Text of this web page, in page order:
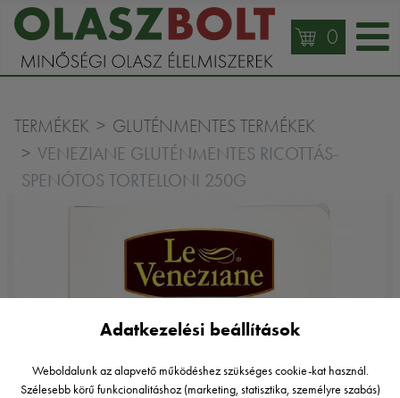
0
TERMÉKEK GLUTÉNMENTES TERMÉKEK
VENEZIANE GLUTÉNMENTES RICOTTÁS-
SPENÓTOS TORTELLONI 250G
Adatkezelési beállítások
Weboldalunk az alapvető működéshez szükséges cookie-kat használ.
Szélesebb körű funkcionalitáshoz (marketing, statisztika, személyre szabás)